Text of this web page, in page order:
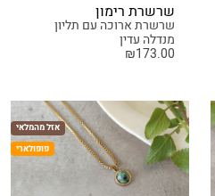
שרשרת רימון
שרשרת ארוכה עם תליון
מנדלה עדין
₪173.00
אזל מהמלאי
פופולארי